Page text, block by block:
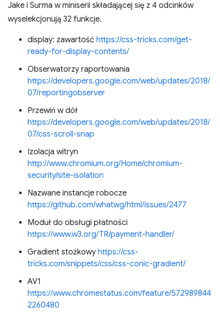
Jake i Surma w miniserii składającej się z 4 odcinków
wyselekcjonują 32 funkcje.
display: zawartość https://css-tricks.com/get-
ready-for-display-contents/
Obserwatorzy raportowania
https://developers.google.com/web/updates/2018/
07/reportingobserver
Przewiń w dół
https://developers.google.com/web/updates/2018/
07/css-scroll-snap
Izolacja witryn
http://www.chromium.org/Home/chromium-
security/site-isolation
Nazwane instancje robocze
https://github.com/whatwg/html/issues/2477
Moduł do obsługi płatności
https://www.w3.org/TR/payment-handler/
Gradient stożkowy https://css-
tricks.com/snippets/css/css-conic-gradient/
AV1
https://www.chromestatus.com/feature/572989844
2260480